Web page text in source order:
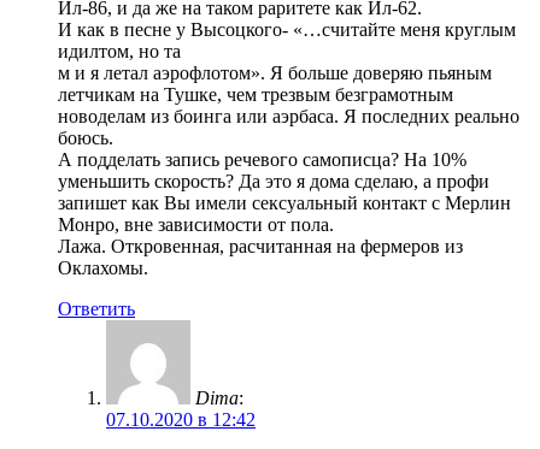
Ил-86, и да же на таком раритете как Ил-62.
И как в песне у Высоцкого- «…считайте меня круглым
идилтом, но та
м и я летал аэрофлотом». Я больше доверяю пьяным
летчикам на Тушке, чем трезвым безграмотным
новоделам из боинга или аэрбаса. Я последних реально
боюсь.
А подделать запись речевого самописца? На 10%
уменьшить скорость? Да это я дома сделаю, а профи
запишет как Вы имели сексуальный контакт с Мерлин
Монро, вне зависимости от пола.
Лажа. Откровенная, расчитанная на фермеров из
Оклахомы.
Ответить
Dima:
07.10.2020 в 12:42